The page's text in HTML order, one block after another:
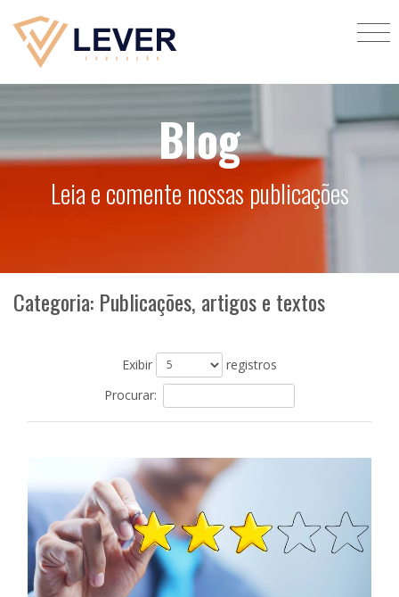
Blog
Leia e comente nossas publicações
Categoria: Publicações, artigos e textos
Exibir
registros
Procurar: